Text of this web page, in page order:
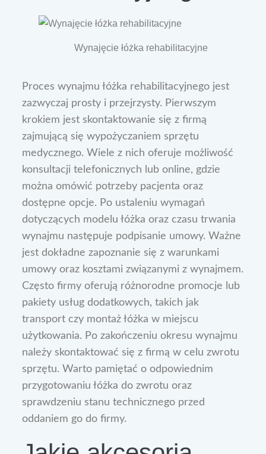
Wynajęcie łóżka rehabilitacyjne
Proces wynajmu łóżka rehabilitacyjnego jest
zazwyczaj prosty i przejrzysty. Pierwszym
krokiem jest skontaktowanie się z firmą
zajmującą się wypożyczaniem sprzętu
medycznego. Wiele z nich oferuje możliwość
konsultacji telefonicznych lub online, gdzie
można omówić potrzeby pacjenta oraz
dostępne opcje. Po ustaleniu wymagań
dotyczących modelu łóżka oraz czasu trwania
wynajmu następuje podpisanie umowy. Ważne
jest dokładne zapoznanie się z warunkami
umowy oraz kosztami związanymi z wynajmem.
Często firmy oferują różnorodne promocje lub
pakiety usług dodatkowych, takich jak
transport czy montaż łóżka w miejscu
użytkowania. Po zakończeniu okresu wynajmu
należy skontaktować się z firmą w celu zwrotu
sprzętu. Warto pamiętać o odpowiednim
przygotowaniu łóżka do zwrotu oraz
sprawdzeniu stanu technicznego przed
oddaniem go do firmy.